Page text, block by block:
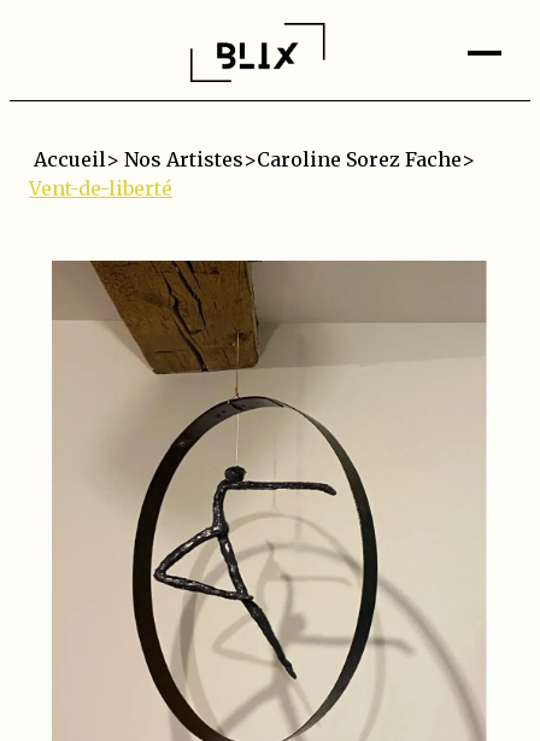
Accueil> Nos Artistes>Caroline Sorez Fache>
Vent-de-liberté